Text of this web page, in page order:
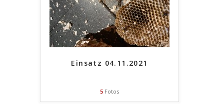
Einsatz 04.11.2021
5Fotos